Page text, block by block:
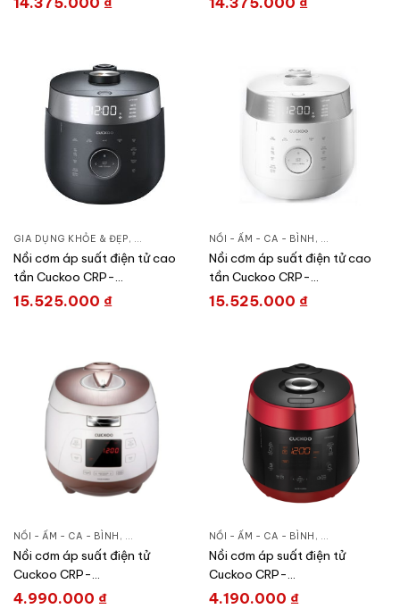
GIA DỤNG KHỎE & ĐẸP, NỒI - ẤM - CA - BÌNH,NỒI CƠM ĐIỆN
Nồi cơm áp suất điện tử cao
tần Cuckoo CRP-
LHTR1009F/BKSIVNCV
15.525.000 ₫
NỒI - ẤM - CA - BÌNH , GIA DỤNG
Nồi cơm áp suất điện tử cao
tần Cuckoo CRP-
LHTR1009F/WHSIVNCV
15.525.000 ₫
NỒI - ẤM - CA - BÌNH , GIA DỤNG KHỎE & ĐẸP, NỒI CƠM ĐIỆN
Nồi cơm áp suất điện tử
Cuckoo CRP-
M1000S/P2PGVNCV
4.990.000 ₫
NỒI - ẤM - CA - BÌNH , GIA DỤNG
Nồi cơm áp suất điện tử
Cuckoo CRP-
PK0600F/BKRDVN
4.190.000 ₫